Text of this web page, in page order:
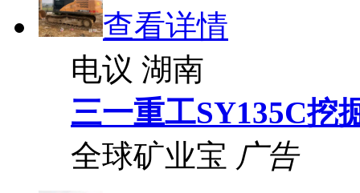
查看详情
电议 湖南
三一重工SY135C挖
全球矿业宝 广告